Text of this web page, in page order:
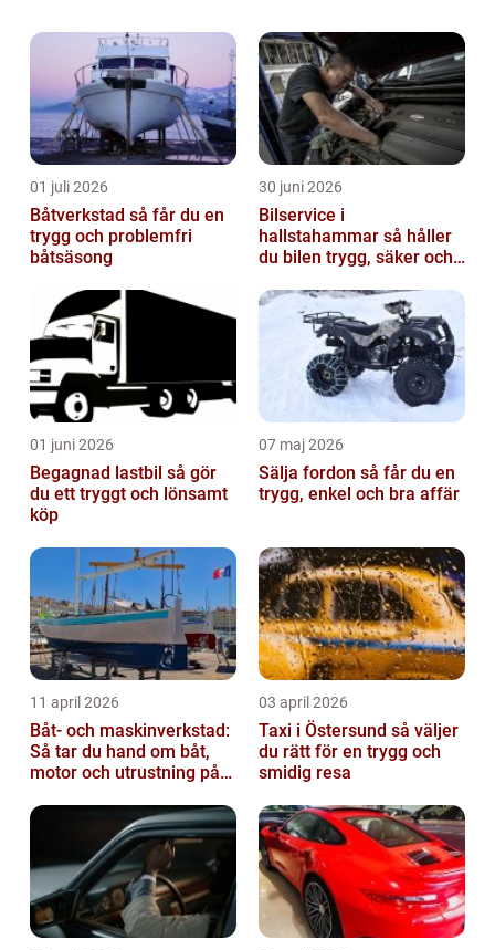
01 juli 2026
Båtverkstad så får du en
trygg och problemfri
båtsäsong
30 juni 2026
Bilservice i
hallstahammar så håller
du bilen trygg, säker och
01 juni 2026
Begagnad lastbil så gör
du ett tryggt och lönsamt
köp
07 maj 2026
Sälja fordon så får du en
trygg, enkel och bra affär
11 april 2026
Båt- och maskinverkstad:
Så tar du hand om båt,
motor och utrustning på
03 april 2026
Taxi i Östersund så väljer
du rätt för en trygg och
smidig resa